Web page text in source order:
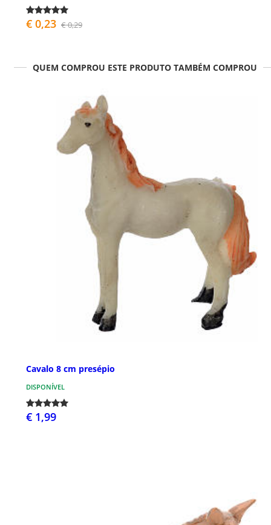
€ 0,23 € 0,29
QUEM COMPROU ESTE PRODUTO TAMBÉM COMPROU
Cavalo 8 cm presépio
DISPONÍVEL
€ 1,99